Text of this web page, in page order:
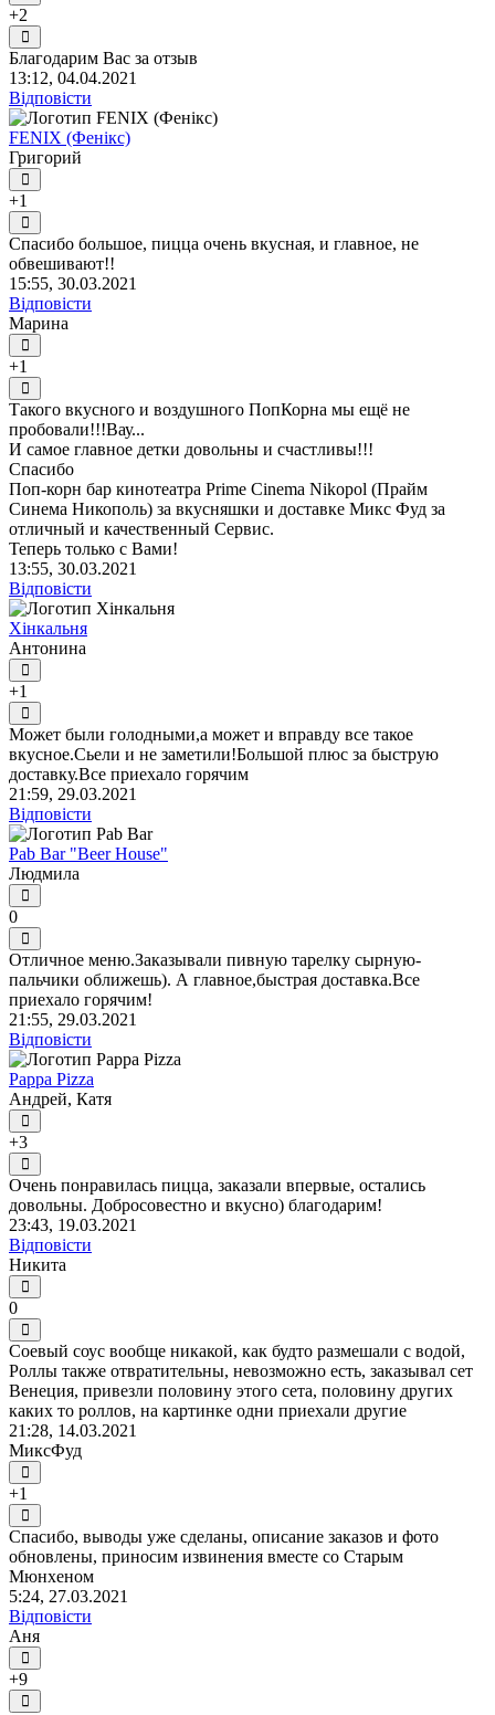
+2
Благодарим Вас за отзыв
13:12, 04.04.2021
Відповісти
FENIX (Фенікс)
Григорий
+1
Спасибо большое, пицца очень вкусная, и главное, не
обвешивают!!
15:55, 30.03.2021
Відповісти
Марина
+1
Такого вкусного и воздушного ПопКорна мы ещё не
пробовали!!!Вау...
И самое главное детки довольны и счастливы!!!
Спасибо
Поп-корн бар кинотеатра Prime Cinema Nikopol (Прайм
Синема Никополь) за вкусняшки и доставке Микс Фуд за
отличный и качественный Сервис.
Теперь только с Вами!
13:55, 30.03.2021
Відповісти
Хінкальня
Антонина
+1
Может были голодными,а может и вправду все такое
вкусное.Сьели и не заметили!Большой плюс за быструю
доставку.Все приехало горячим
21:59, 29.03.2021
Відповісти
Pab Bar "Beer House"
Людмила
0
Отличное меню.Заказывали пивную тарелку сырную-
пальчики оближешь). А главное,быстрая доставка.Все
приехало горячим!
21:55, 29.03.2021
Відповісти
Pappa Pizza
Андрей, Катя
+3
Очень понравилась пицца, заказали впервые, остались
довольны. Добросовестно и вкусно) благодарим!
23:43, 19.03.2021
Відповісти
Никита
0
Соевый соус вообще никакой, как будто размешали с водой,
Роллы также отвратительны, невозможно есть, заказывал сет
Венеция, привезли половину этого сета, половину других
каких то роллов, на картинке одни приехали другие
21:28, 14.03.2021
МиксФуд
+1
Спасибо, выводы уже сделаны, описание заказов и фото
обновлены, приносим извинения вместе со Старым
Мюнхеном
5:24, 27.03.2021
Відповісти
Аня
+9